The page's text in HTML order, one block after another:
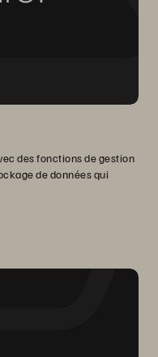
des fonctions de gestion
de données qui